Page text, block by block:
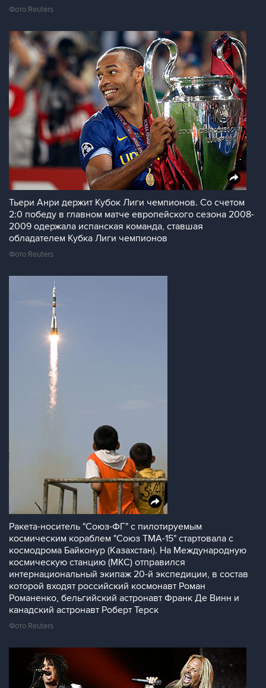
Фото Reuters
Тьери Анри держит Кубок Лиги чемпионов. Со счетом
2:0 победу в главном матче европейского сезона 2008-
2009 одержала испанская команда, ставшая
обладателем Кубка Лиги чемпионов
Фото Reuters
Ракета-носитель "Союз-ФГ" с пилотируемым
космическим кораблем "Союз ТМА-15" стартовала с
космодрома Байконур (Казахстан). На Международную
космическую станцию (МКС) отправился
интернациональный экипаж 20-й экспедиции, в состав
которой входят российский космонавт Роман
Романенко, бельгийский астронавт Франк Де Винн и
канадский астронавт Роберт Терск
Фото Reuters